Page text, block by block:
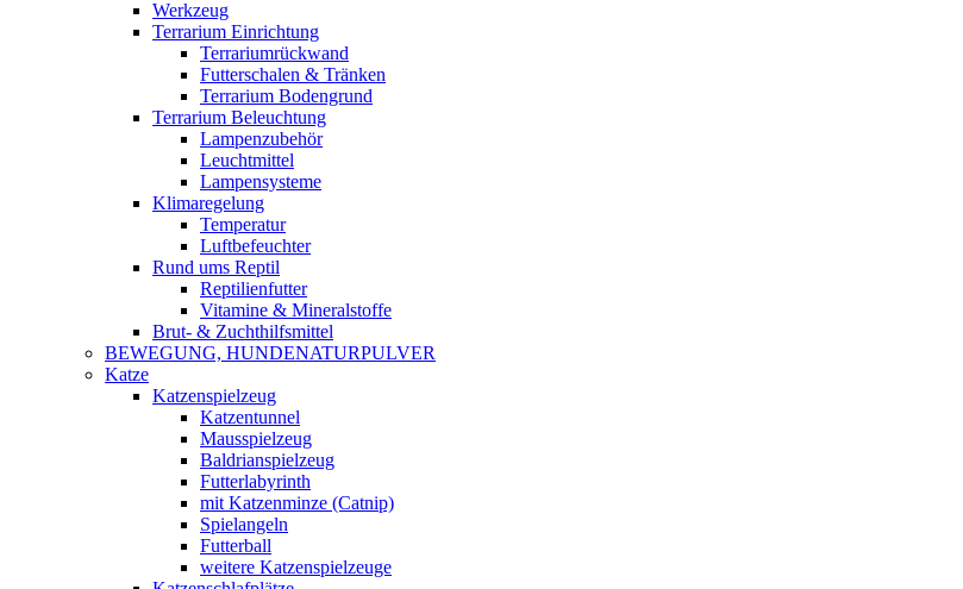
Werkzeug
Terrarium Einrichtung
Terrariumrückwand
Futterschalen & Tränken
Terrarium Bodengrund
Terrarium Beleuchtung
Lampenzubehör
Leuchtmittel
Lampensysteme
Klimaregelung
Temperatur
Luftbefeuchter
Rund ums Reptil
Reptilienfutter
Vitamine & Mineralstoffe
Brut- & Zuchthilfsmittel
BEWEGUNG, HUNDENATURPULVER
Katze
Katzenspielzeug
Katzentunnel
Mausspielzeug
Baldrianspielzeug
Futterlabyrinth
mit Katzenminze (Catnip)
Spielangeln
Futterball
weitere Katzenspielzeuge